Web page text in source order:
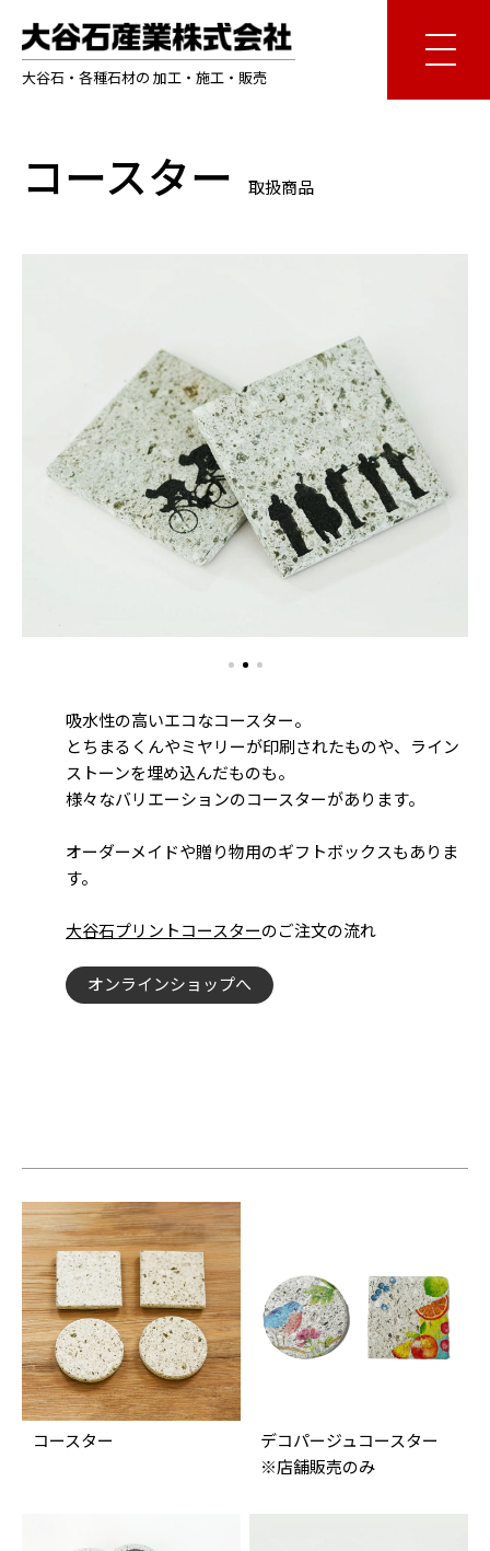
大谷石・各種石材の 加工・施工・販売
コースター 取扱商品
吸水性の高いエコなコースター。
とちまるくんやミヤリーが印刷されたものや、ライン
ストーンを埋め込んだものも。
様々なバリエーションのコースターがあります。
オーダーメイドや贈り物用のギフトボックスもありま
す。
大谷石プリントコースターのご注文の流れ
オンラインショップへ
コースター
デコパージュコースター
※店舗販売のみ